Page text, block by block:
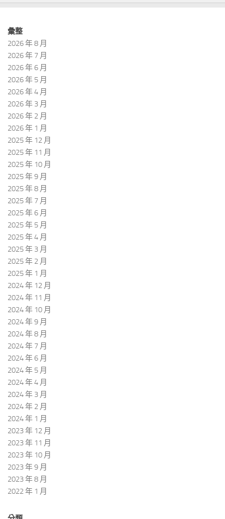
彙整
2026 年 8 月
2026 年 7 月
2026 年 6 月
2026 年 5 月
2026 年 4 月
2026 年 3 月
2026 年 2 月
2026 年 1 月
2025 年 12 月
2025 年 11 月
2025 年 10 月
2025 年 9 月
2025 年 8 月
2025 年 7 月
2025 年 6 月
2025 年 5 月
2025 年 4 月
2025 年 3 月
2025 年 2 月
2025 年 1 月
2024 年 12 月
2024 年 11 月
2024 年 10 月
2024 年 9 月
2024 年 8 月
2024 年 7 月
2024 年 6 月
2024 年 5 月
2024 年 4 月
2024 年 3 月
2024 年 2 月
2024 年 1 月
2023 年 12 月
2023 年 11 月
2023 年 10 月
2023 年 9 月
2023 年 8 月
2022 年 1 月